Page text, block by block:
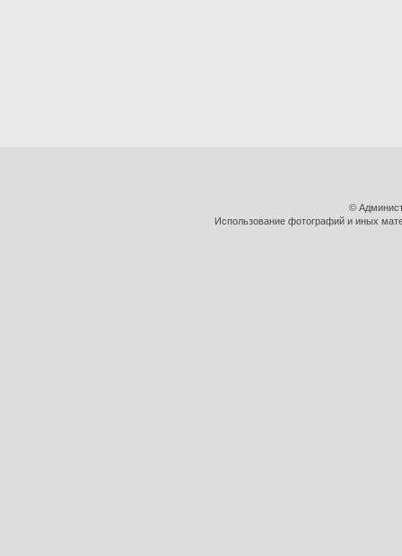
©
Использование фотографий и иных